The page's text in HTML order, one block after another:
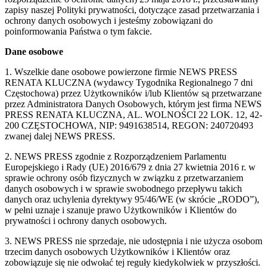
zapisy naszej Polityki prywatności, dotyczące zasad przetwarzania i
ochrony danych osobowych i jesteśmy zobowiązani do
poinformowania Państwa o tym fakcie.
Dane osobowe
1. Wszelkie dane osobowe powierzone firmie NEWS PRESS
RENATA KLUCZNA (wydawcy Tygodnika Regionalnego 7 dni
Częstochowa) przez Użytkowników i/lub Klientów są przetwarzane
przez Administratora Danych Osobowych, którym jest firma NEWS
PRESS RENATA KLUCZNA, AL. WOLNOŚCI 22 LOK. 12, 42-
200 CZĘSTOCHOWA, NIP: 9491638514, REGON: 240720493
zwanej dalej NEWS PRESS.
2. NEWS PRESS zgodnie z Rozporządzeniem Parlamentu
Europejskiego i Rady (UE) 2016/679 z dnia 27 kwietnia 2016 r. w
sprawie ochrony osób fizycznych w związku z przetwarzaniem
danych osobowych i w sprawie swobodnego przepływu takich
danych oraz uchylenia dyrektywy 95/46/WE (w skrócie „RODO”),
w pełni uznaje i szanuje prawo Użytkowników i Klientów do
prywatności i ochrony danych osobowych.
3. NEWS PRESS nie sprzedaje, nie udostępnia i nie użycza osobom
trzecim danych osobowych Użytkowników i Klientów oraz
zobowiązuje się nie odwołać tej reguły kiedykolwiek w przyszłości.